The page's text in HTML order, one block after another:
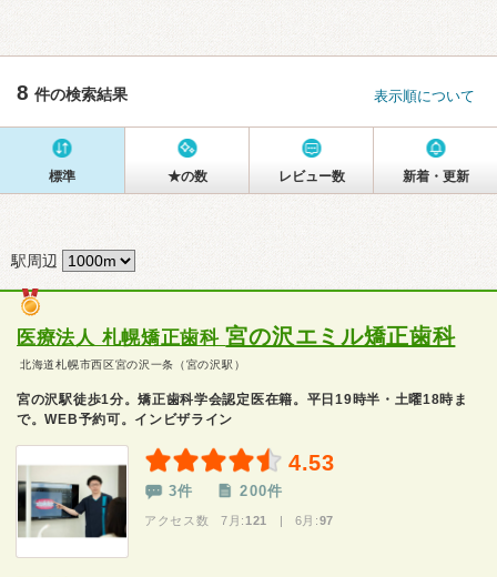
8 件の検索結果 表示順について
標準 ★の数 レビュー数 新着・更新
駅周辺
医療法人 札幌矯正歯科宮の沢エミル矯正歯科
北海道札幌市西区宮の沢一条（宮の沢駅）
宮の沢駅徒歩1分。矯正歯科学会認定医在籍。平日19時半・土曜18時ま
で。WEB予約可。インビザライン
4.53
3件 200件
アクセス数 7月: 121 | 6月:97